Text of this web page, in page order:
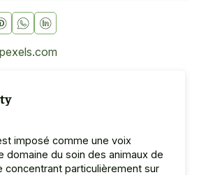
pexels.com
imposé comme une voix
domaine du soin des animaux de
concentrant particulièrement sur